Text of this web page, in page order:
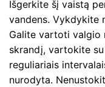
Išgerkite šį vaistą
vandens. Vykdykite
Galite vartoti valgio
skrandį, vartokite
reguliariais
nurodyta.